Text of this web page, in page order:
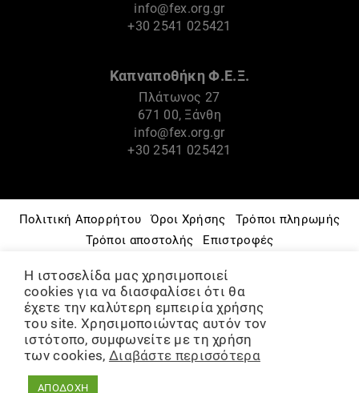
info@fex.org.gr
+30 2541 025421
Καπναποθήκη Φ.Ε.Ξ.
Πλάτωνος 27
671 00, Ξάνθη
info@fex.org.gr
+30 2541 025421
Πολιτική Απορρήτου Όροι Χρήσης
Τρόποι πληρωμής
Τρόποι αποστολής
Επιστροφές
Μουσείο – Ιστορία
Φ.Ε.Ξ.
Πολιτιστικές Δράσεις
Ομάδες & Εργαστήρια
ΨΗΦΙΑΚΟ ΑΡΧΕΙΟ
Διάθεση χώρων
©2021-2024, Φιλοπρόοδη Ένωση Ξάνθης
Η ιστοσελίδα μας χρησιμοποιεί
cookies για να διασφαλίσει ότι θα
έχετε την καλύτερη εμπειρία χρήσης
του site. Χρησιμοποιώντας αυτόν τον
ιστότοπο, συμφωνείτε με τη χρήση
των cookies, Διαβάστε περισσότερα
ΑΠΟΔΟΧΗ